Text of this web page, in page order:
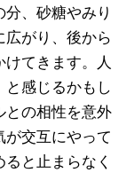
、砂糖やみり
広がり、後から
けてきます。人
と感じるかもし
との相性を意外
が交互にやって
と止まらなく